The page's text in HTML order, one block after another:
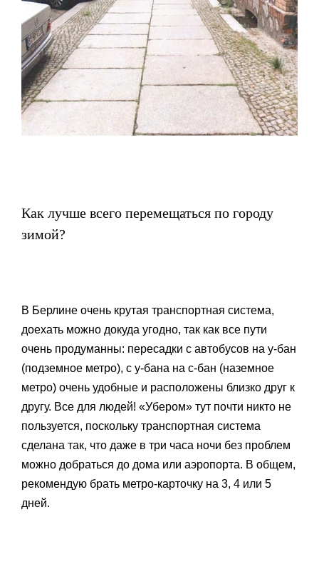
Как лучше всего перемещаться по городу
зимой?
В Берлине очень крутая транспортная система,
доехать можно докуда угодно, так как все пути
очень продуманны: пересадки с автобусов на у-бан
(подземное метро), с у-бана на с-бан (наземное
метро) очень удобные и расположены близко друг к
другу. Все для людей! «Убером» тут почти никто не
пользуется, поскольку транспортная система
сделана так, что даже в три часа ночи без проблем
можно добраться до дома или аэропорта. В общем,
рекомендую брать метро-карточку на 3, 4 или 5
дней.